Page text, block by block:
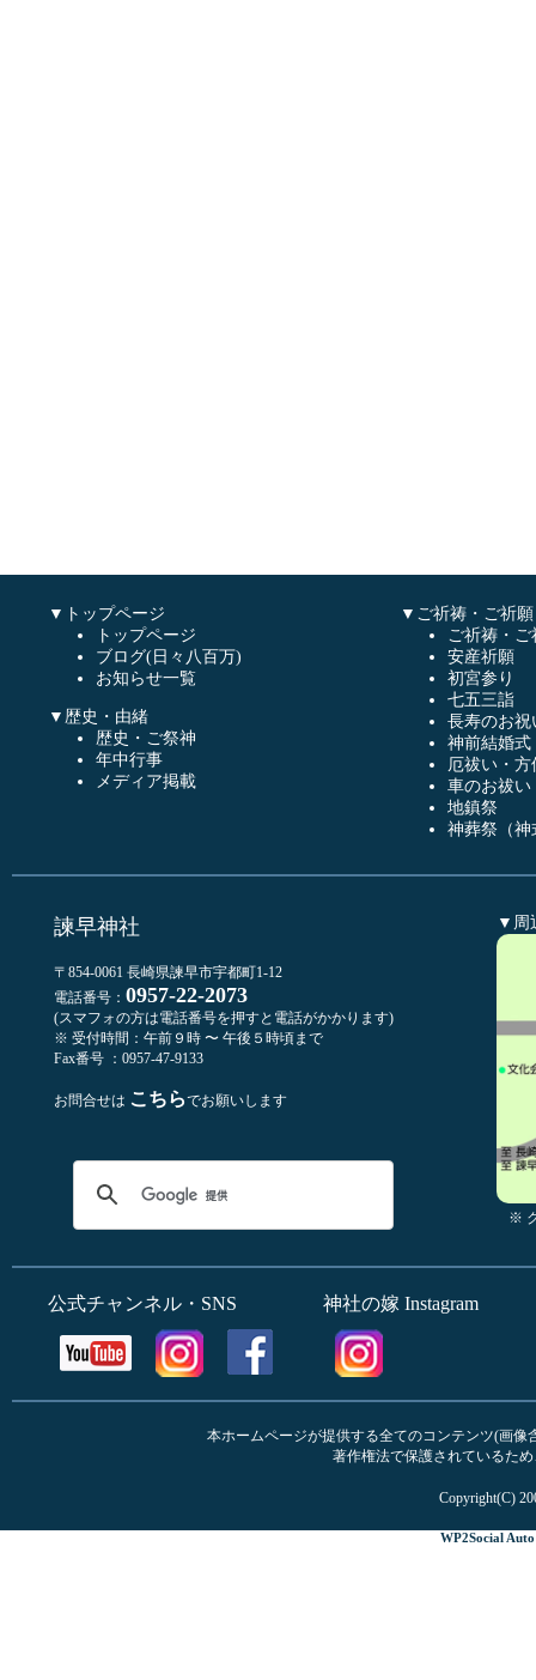
▼トップページ
トップページ
ブログ(日々八百万)
お知らせ一覧
▼歴史・由緒
歴史・ご祭神
年中行事
メディア掲載
▼ご祈祷・ご祈願
ご祈祷・
安産祈願
初宮参り
七五三詣
長寿のお祝
神前結婚式
厄祓い・方
車のお祓い
地鎮祭
神葬祭（神
諫早神社
〒854-0061 長崎県諫早市宇都町1-12
電話番号： 0957-22-2073
(スマフォの方は電話番号を押すと電話がかかります)
※ 受付時間：午前９時 〜 午後５時頃まで
Fax番号 ：0957-47-9133
お問合せは こちらでお願いします
▼周
※
公式チャンネル・SNS 神社の嫁 Instagram
本ホームページが提供する全てのコンテンツ(画
著作権法で保護されているた
Copyright(C)
WP2Social